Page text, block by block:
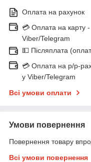
Оплата на рахунок
💳 Оплата на карту -
Viber/Telegram
💵 Післяплата
💳 Оплата на р/р-
у Viber/Telegram
Всі умови оплати
Умови повернення
Повернення товару
Всі умови повернення